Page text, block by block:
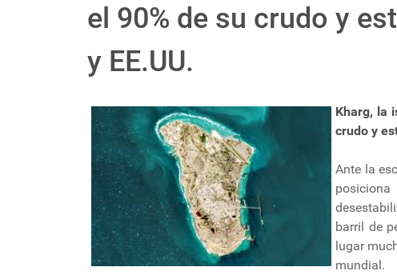
el 90% de su crudo y
y EE.UU.
Kharg, la
crudo y
Ante la
barril de
lugar
mundial.